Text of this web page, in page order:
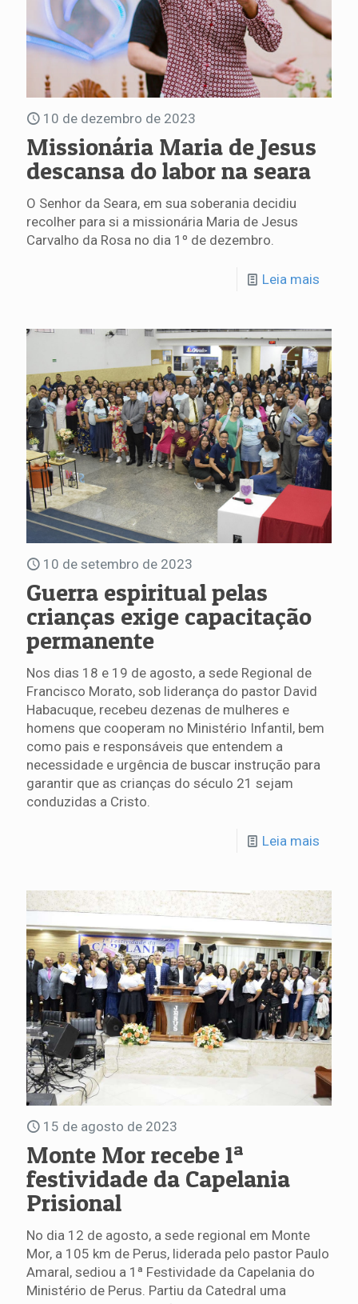
10 de dezembro de 2023
Missionária Maria de Jesus
descansa do labor na seara
O Senhor da Seara, em sua soberania decidiu
recolher para si a missionária Maria de Jesus
Carvalho da Rosa no dia 1º de dezembro.
Leia mais
10 de setembro de 2023
Guerra espiritual pelas
crianças exige capacitação
permanente
Nos dias 18 e 19 de agosto, a sede Regional de
Francisco Morato, sob liderança do pastor David
Habacuque, recebeu dezenas de mulheres e
homens que cooperam no Ministério Infantil, bem
como pais e responsáveis que entendem a
necessidade e urgência de buscar instrução para
garantir que as crianças do século 21 sejam
conduzidas a Cristo.
Leia mais
15 de agosto de 2023
Monte Mor recebe 1ª
festividade da Capelania
Prisional
No dia 12 de agosto, a sede regional em Monte
Mor, a 105 km de Perus, liderada pelo pastor Paulo
Amaral, sediou a 1ª Festividade da Capelania do
Ministério de Perus. Partiu da Catedral uma